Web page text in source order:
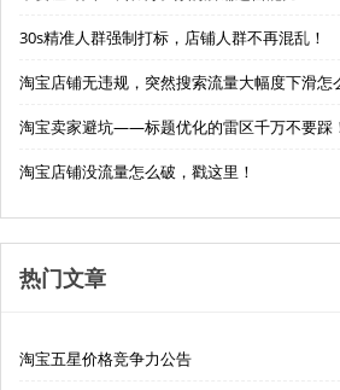
30s精准人群强制打标，店铺人群不再混乱！
淘宝店铺无违规，突然搜索流量大幅度下滑怎
淘宝卖家避坑——标题优化的雷区千万不要踩
淘宝店铺没流量怎么破，戳这里！
热门文章
淘宝五星价格竞争力公告